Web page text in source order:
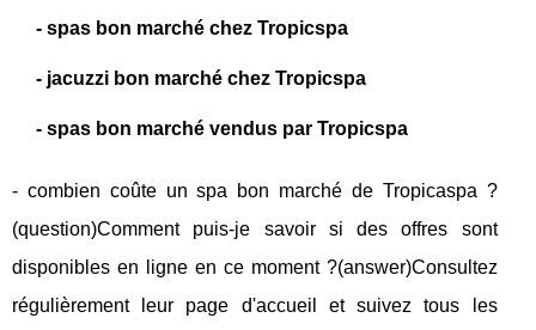
- spas bon marché chez Tropicspa
- jacuzzi bon marché chez Tropicspa
- spas bon marché vendus par Tropicspa
- combien coûte un spa bon marché de Tropicaspa ?
(question)Comment puis-je savoir si des offres sont
disponibles en ligne en ce moment ?(answer)Consultez
régulièrement leur page d'accueil et suivez tous les